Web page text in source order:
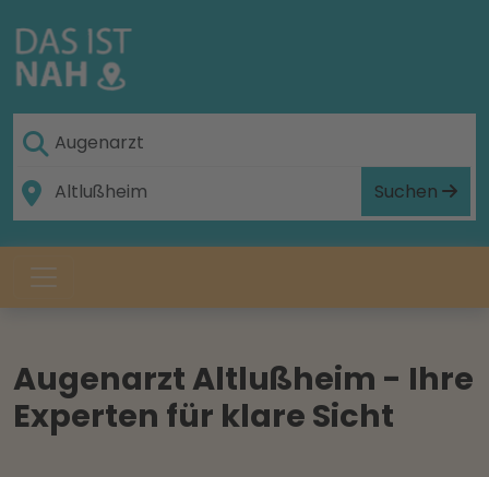
Suchen
Augenarzt Altlußheim - Ihre
Experten für klare Sicht